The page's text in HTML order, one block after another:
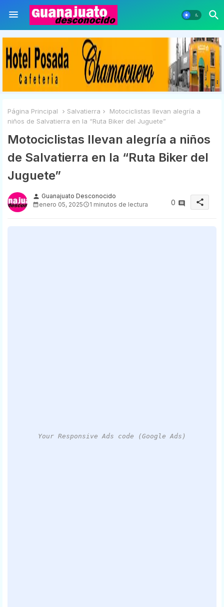
Página Principal Salvatierra
Motociclistas llevan alegría a
niños de Salvatierra en la “Ruta Biker del Juguete”
Motociclistas llevan alegría a niños
de Salvatierra en la “Ruta Biker del
Juguete”
person Guanajuato Desconocido
enero 05, 2025
1 minutos de lectura 0 share
Your Responsive Ads code (Google Ads)